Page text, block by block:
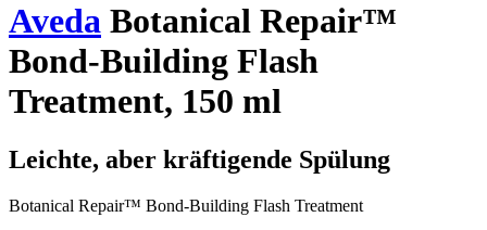
Aveda Botanical Repair™
Bond-Building Flash
Treatment, 150 ml
Leichte, aber kräftigende Spülung
Botanical Repair™ Bond-Building Flash Treatment